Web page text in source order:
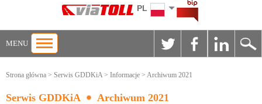
PL
MENU
Strona główna > Serwis GDDKiA> Informacje > Archiwum 2021
Serwis GDDKiA Archiwum 2021